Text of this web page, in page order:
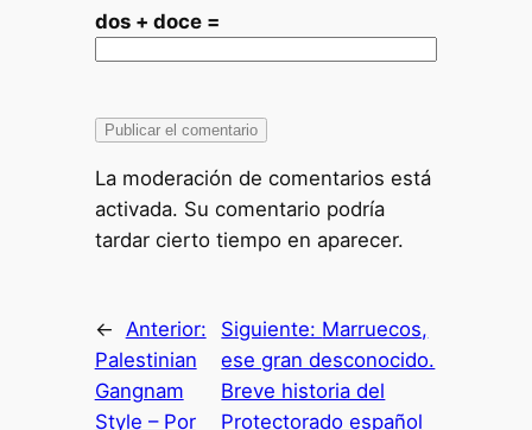
dos + doce =
La moderación de comentarios está
activada. Su comentario podría
tardar cierto tiempo en aparecer.
←
Anterior:
Palestinian
Gangnam
Style – Por
Siguiente: Marruecos,
ese gran desconocido.
Breve historia del
Protectorado español